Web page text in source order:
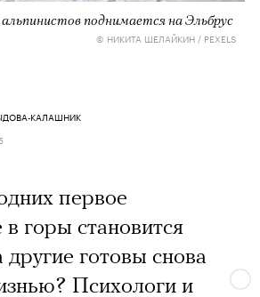
поднимается на Эльбрус
© НИКИТА ШЕЛАЙКИН / PEXELS
КАЛАШНИК
первое
горы становится
готовы снова
Психологи и